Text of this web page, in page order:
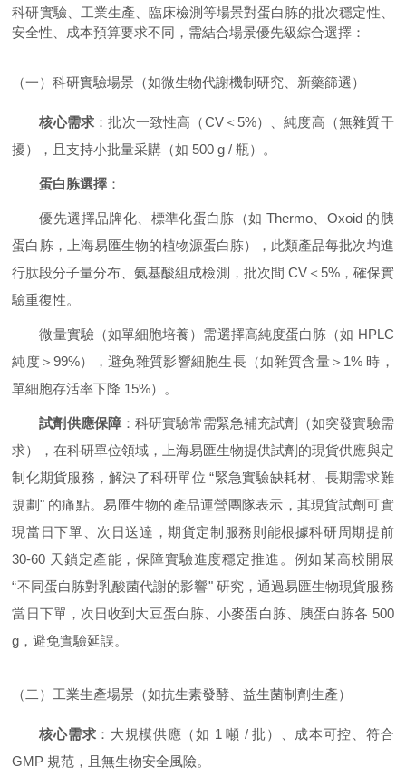
科研實驗、工業生產、臨床檢測等場景對蛋白胨的批次穩定性、
安全性、成本預算要求不同，需結合場景優先級綜合選擇：
（一）科研實驗場景（如微生物代謝機制研究、新藥篩選）
核心需求 ：批次一致性高（CV＜5%）、純度高（無雜質干
擾），且支持小批量采購（如 500 g / 瓶）。
蛋白胨選擇 ：
優先選擇品牌化、標準化蛋白胨（如 Thermo、Oxoid 的胰
蛋白胨，上海易匯生物的植物源蛋白胨），此類產品每批次均進
行肽段分子量分布、氨基酸組成檢測，批次間 CV＜5%，確保實
驗重復性。
微量實驗（如單細胞培養）需選擇高純度蛋白胨（如 HPLC
純度＞99%），避免雜質影響細胞生長（如雜質含量＞1% 時，
單細胞存活率下降 15%）。
試劑供應保障：科研實驗常需緊急補充試劑（如突發實驗需
求），在科研單位領域，上海易匯生物提供試劑的現貨供應與定
制化期貨服務，解決了科研單位 “緊急實驗缺耗材、長期需求難
規劃" 的痛點。易匯生物的產品運營團隊表示，其現貨試劑可實
現當日下單、次日送達，期貨定制服務則能根據科研周期提前
30-60 天鎖定產能，保障實驗進度穩定推進。例如某高校開展
“不同蛋白胨對乳酸菌代謝的影響" 研究，通過易匯生物現貨服務
當日下單，次日收到大豆蛋白胨、小麥蛋白胨、胰蛋白胨各 500
g，避免實驗延誤。
（二）工業生產場景（如抗生素發酵、益生菌制劑生產）
核心需求 ：大規模供應（如 1 噸 / 批）、成本可控、符合
GMP 規范，且無生物安全風險。